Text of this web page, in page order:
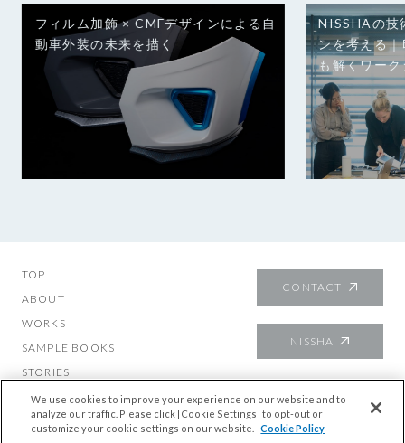
フィルム加飾 × CMFデザインに​よる​自
動車外装の​未来を​描く
NISSHAの技
ンを考える
も解くワー
TOP
ABOUT
WORKS
SAMPLE BOOKS
STORIES
About mutech
CONTACT
NISSHA
We use cookies to improve your experience on our website and to
analyze our traffic. Please click [Cookie Settings] to opt-out or
customize your cookie settings on our website.
Cookie Policy